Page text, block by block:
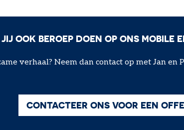
OOK BEROEP DOEN OP ONS MOBILE
verhaal? Neem dan contact op met Jan en
CONTACTEER ONS VOOR EEN